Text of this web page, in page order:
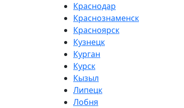
Краснодар
Краснознаменск
Красноярск
Кузнецк
Курган
Курск
Кызыл
Липецк
Лобня